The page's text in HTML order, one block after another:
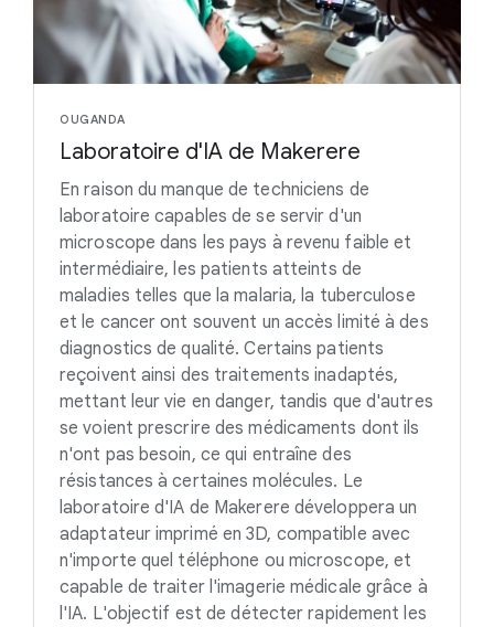
OUGANDA
Laboratoire d'IA de Makerere
En raison du manque de techniciens de
laboratoire capables de se servir d'un
microscope dans les pays à revenu faible et
intermédiaire, les patients atteints de
maladies telles que la malaria, la tuberculose
et le cancer ont souvent un accès limité à des
diagnostics de qualité. Certains patients
reçoivent ainsi des traitements inadaptés,
mettant leur vie en danger, tandis que d'autres
se voient prescrire des médicaments dont ils
n'ont pas besoin, ce qui entraîne des
résistances à certaines molécules. Le
laboratoire d'IA de Makerere développera un
adaptateur imprimé en 3D, compatible avec
n'importe quel téléphone ou microscope, et
capable de traiter l'imagerie médicale grâce à
l'IA. L'objectif est de détecter rapidement les